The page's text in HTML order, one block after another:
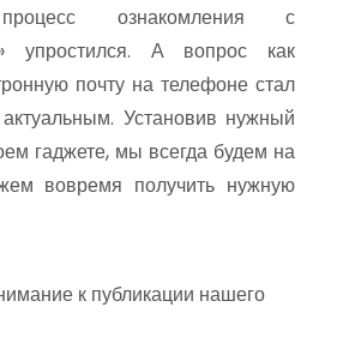
ознакомления с
упростился. А вопрос как
почту на телефоне стал
Установив нужный
гаджете, мы всегда будем на
вовремя получить нужную
к публикации нашего